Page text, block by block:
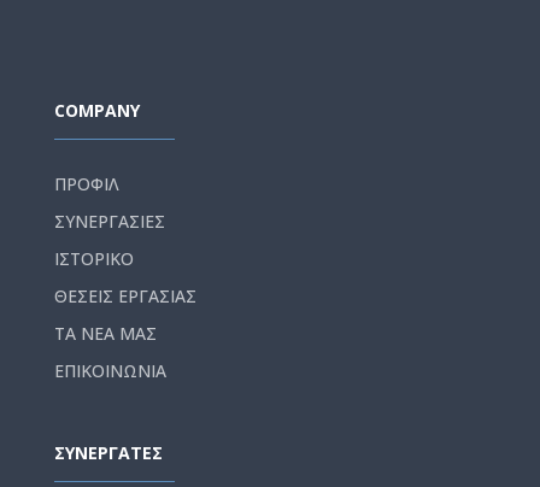
COMPANY
ΠΡΟΦΙΛ
ΣΥΝΕΡΓΑΣΙΕΣ
ΙΣΤΟΡΙΚΟ
ΘΕΣΕΙΣ ΕΡΓΑΣΙΑΣ
ΤΑ ΝΕΑ ΜΑΣ
ΕΠΙΚΟΙΝΩΝΙΑ
ΣΥΝΕΡΓΑΤΕΣ